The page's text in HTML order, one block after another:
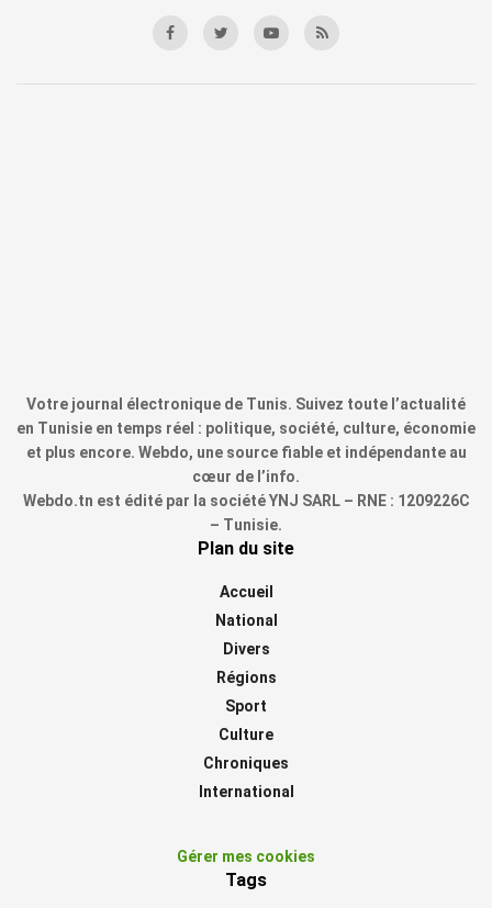
Votre journal électronique de Tunis. Suivez toute l’actualité
en Tunisie en temps réel : politique, société, culture, économie
et plus encore. Webdo, une source fiable et indépendante au
cœur de l’info.
Webdo.tn est édité par la société YNJ SARL – RNE : 1209226C
– Tunisie.
Plan du site
Accueil
National
Divers
Régions
Sport
Culture
Chroniques
International
Gérer mes cookies
Tags